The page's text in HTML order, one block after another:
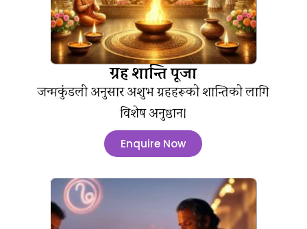
ग्रह शान्ति पूजा
जन्मकुंडली अनुसार अशुभ ग्रहहरूको शान्तिको लागि
विशेष अनुष्ठान।
Enquire Now